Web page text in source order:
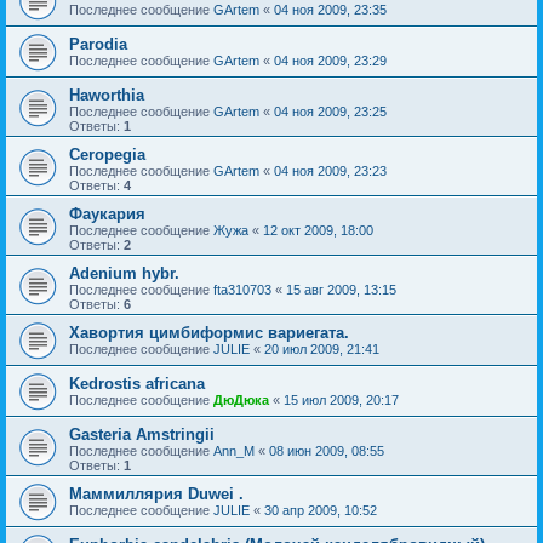
Последнее сообщение GArtem « 04 ноя 2009, 23:35
Parodia
Последнее сообщение GArtem « 04 ноя 2009, 23:29
Haworthia
Последнее сообщение GArtem « 04 ноя 2009, 23:25
Ответы: 1
Ceropegia
Последнее сообщение GArtem « 04 ноя 2009, 23:23
Ответы: 4
Фаукария
Последнее сообщение Жужа « 12 окт 2009, 18:00
Ответы: 2
Adenium hybr.
Последнее сообщение fta310703 « 15 авг 2009, 13:15
Ответы: 6
Хавортия цимбиформис вариегата.
Последнее сообщение JULIE « 20 июл 2009, 21:41
Kedrostis africana
Последнее сообщение ДюДюка « 15 июл 2009, 20:17
Gasteria Amstringii
Последнее сообщение Ann_M « 08 июн 2009, 08:55
Ответы: 1
Маммиллярия Duwei .
Последнее сообщение JULIE « 30 апр 2009, 10:52